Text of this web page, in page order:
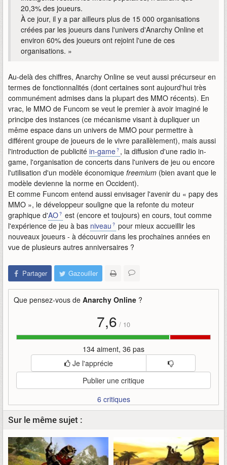
20,3% des joueurs.
À ce jour, il y a par ailleurs plus de 15 000 organisations
créées par les joueurs dans l'univers d'Anarchy Online et
environ 60% des joueurs ont rejoint l'une de ces
organisations. »
Au-delà des chiffres, Anarchy Online se veut aussi précurseur en
termes de fonctionnalités (dont certaines sont aujourd'hui très
communément admises dans la plupart des MMO récents). En
vrac, le MMO de Funcom se veut le premier à avoir imaginé le
principe des instances (ce mécanisme visant à dupliquer un
même espace dans un univers de MMO pour permettre à
différent groupe de joueurs de le vivre parallèlement), mais aussi
l'introduction de publicité in-game , la diffusion d'une radio in-
game, l'organisation de concerts dans l'univers de jeu ou encore
l'utilisation d'un modèle économique freemium (bien avant que le
modèle devienne la norme en Occident).
Et comme Funcom entend aussi envisager l'avenir du « papy des
MMO », le développeur souligne que la refonte du moteur
graphique d'AO
est (encore et toujours) en cours, tout comme
l'expérience de jeu à bas niveau
pour mieux accueillir les
nouveaux joueurs - à découvrir dans les prochaines années en
vue de plusieurs autres anniversaires ?
Partager Gazouiller
Que pensez-vous de Anarchy Online ?
7,6 / 10
134 aiment, 36 pas
Je l'apprécie
Publier une critique
6 critiques
Sur le même sujet :